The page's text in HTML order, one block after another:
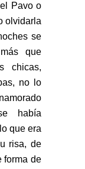
Pavo o
olvidarla
se
que
chicas,
no lo
había
que era
risa, de
forma de